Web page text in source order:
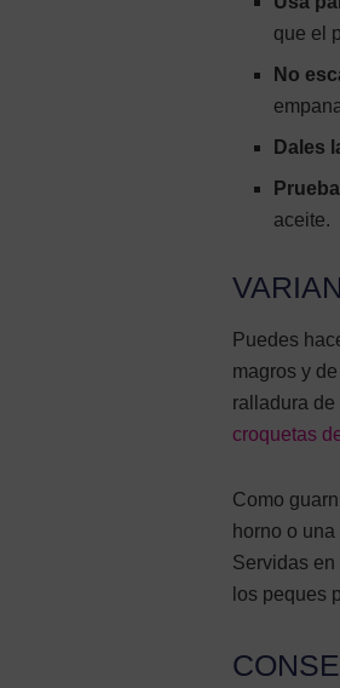
que el
No
Dales
aceite.
Puedes
magros y
ralladura
croquetas
Como
horno o
Servidas
los peques